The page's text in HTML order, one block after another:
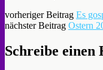
vorheriger Beitrag Es
nächster Beitrag Ostern
Schreibe einen